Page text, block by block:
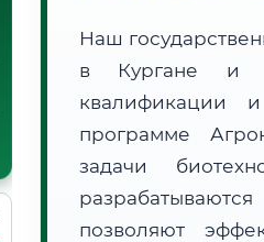
Наш
в Кургане и
квалификации
программе
задачи
позволяют